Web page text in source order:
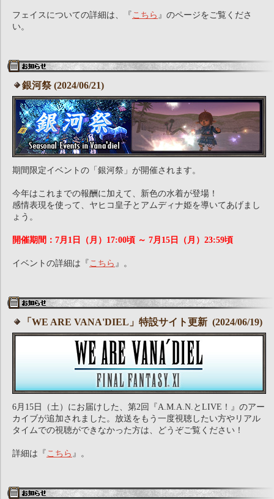
フェイスについての詳細は、『 こちら 』のページをご覧くださ
い。
銀河祭 (2024/06/21)
期間限定イベントの「銀河祭」が開催されます。
今年はこれまでの報酬に加えて、新色の水着が登場！
感情表現を使って、ヤヒコ皇子とアムディナ姫を導いてあげまし
ょう。
開催期間：7月1日（月）17:00頃 ～ 7月15日（月）23:59頃
イベントの詳細は『 こちら 』。
「WE ARE VANA'DIEL」特設サイト更新 (2024/06/19)
6月15日（土）にお届けした、第2回『A.M.A.N.とLIVE！』のアー
カイブが追加されました。放送をもう一度視聴したい方やリアル
タイムでの視聴ができなかった方は、どうぞご覧ください！
詳細は『 こちら 』。